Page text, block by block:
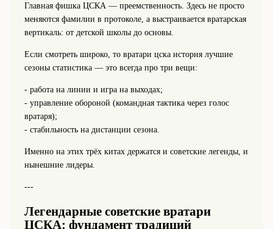
Главная фишка ЦСКА — преемственность. Здесь не просто
меняются фамилии в протоколе, а выстраивается вратарская
вертикаль: от детской школы до основы.
Если смотреть широко, то вратари цска история лучшие
сезоны статистика — это всегда про три вещи:
- работа на линии и игра на выходах;
- управление обороной (командная тактика через голос
вратаря);
- стабильность на дистанции сезона.
Именно на этих трёх китах держатся и советские легенды, и
нынешние лидеры.
---
Легендарные советские вратари
ЦСКА: фундамент традиций